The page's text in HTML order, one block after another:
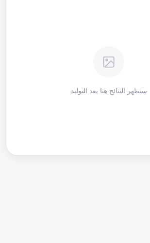
ستظهر النتائج هنا بعد التوليد